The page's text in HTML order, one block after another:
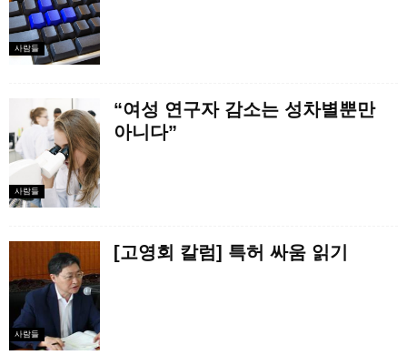
사람들
사람들
“여성 연구자 감소는 성차별뿐만
아니다”
사람들
[고영회 칼럼] 특허 싸움 읽기